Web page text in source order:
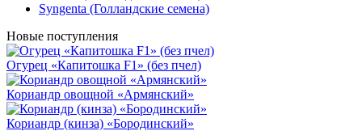
Syngenta (Голландские семена)
Новые поступления
Огурец «Капитошка F1» (без пчел)
Кориандр овощной «Армянский»
Кориандр (кинза) «Бородинский»